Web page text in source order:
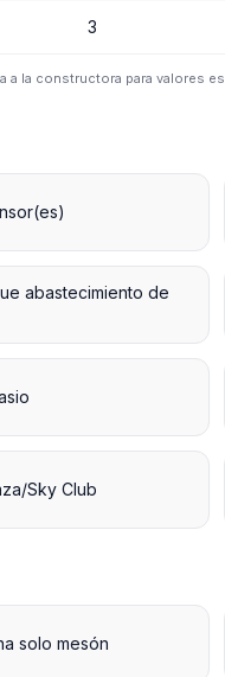
3
a la constructora para valores
abastecimiento de
Sky Club
solo mesón